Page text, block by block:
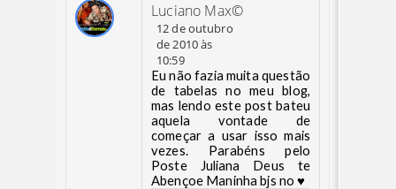
Luciano Max©
12 de outubro
de 2010 às
10:59
Eu não fazia muita questão
de tabelas no meu blog,
mas lendo este post bateu
aquela vontade de
começar a usar isso mais
vezes. Parabéns pelo
Poste Juliana Deus te
Abençoe Maninha bjs no ♥